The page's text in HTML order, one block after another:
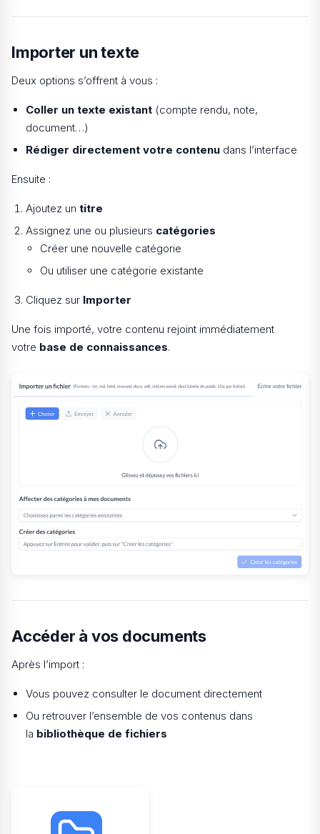
Importer un texte
Deux options s’offrent à vous :
Coller un texte existant (compte rendu, note,
document…)
Rédiger directement votre contenu dans l’interface
Ensuite :
Ajoutez un titre
Assignez une ou plusieurs catégories
Créer une nouvelle catégorie
Ou utiliser une catégorie existante
Cliquez sur Importer
Une fois importé, votre contenu rejoint immédiatement
votre base de connaissances.
Accéder à vos documents
Après l’import :
Vous pouvez consulter le document directement
Ou retrouver l’ensemble de vos contenus dans
la bibliothèque de fichiers